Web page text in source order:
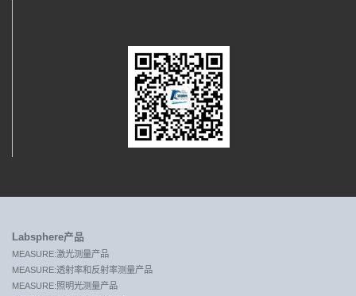
Labsphere产品
MEASURE:激光测量产品
MEASURE:透射率和反射率测量产品
MEASURE:照明光测量产品